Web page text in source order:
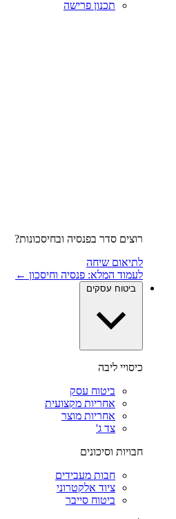
תכנון פרישה
רוצים סדר בפנסיה ובחיסכונות?
לתיאום שיחה
לעמוד המלא: פנסיה וחיסכון ←
ביטוח עסקים
כיסויי ליבה
ביטוח עסק
אחריות מקצועית
אחריות מוצר
צד ג'
חבויות וסיכונים
חבות מעבידים
ציוד אלקטרוני
ביטוח סייבר